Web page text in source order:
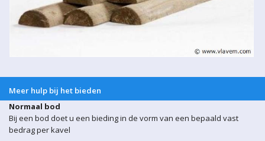
Meer hulp bij het bieden
Normaal bod
Bij een bod doet u een bieding in de vorm van een bepaald vast
bedrag per kavel